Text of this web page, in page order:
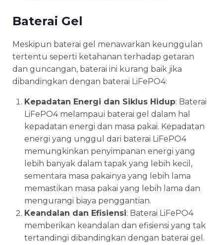
Baterai Gel
Meskipun baterai gel menawarkan keunggulan
tertentu seperti ketahanan terhadap getaran
dan guncangan, baterai ini kurang baik jika
dibandingkan dengan baterai LiFePO4:
Kepadatan Energi dan Siklus Hidup: Baterai
LiFePO4 melampaui baterai gel dalam hal
kepadatan energi dan masa pakai. Kepadatan
energi yang unggul dari baterai LiFePO4
memungkinkan penyimpanan energi yang
lebih banyak dalam tapak yang lebih kecil,
sementara masa pakainya yang lebih lama
memastikan masa pakai yang lebih lama dan
mengurangi biaya penggantian.
Keandalan dan Efisiensi: Baterai LiFePO4
memberikan keandalan dan efisiensi yang tak
tertandingi dibandingkan dengan baterai gel.